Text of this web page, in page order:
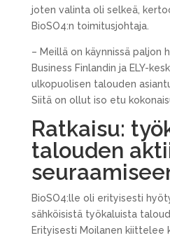
joten valinta oli selkeä,
BioSO4:n toimitusjohtaja.
– Meillä on käynnissä paljon
Business Finlandin ja ELY-
ulkopuolisen talouden
Siitä on ollut iso etu
Ratkaisu:
talouden
BioSO4:lle oli erityisesti
sähköisistä työkaluista
Erityisesti Moilanen kiittelee